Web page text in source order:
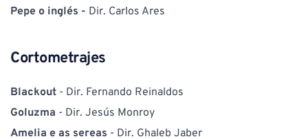
Pepe o inglés - Dir. Carlos Ares
Cortometrajes
Blackout - Dir. Fernando Reinaldos
Goluzma - Dir. Jesús Monroy
Amelia e as sereas - Dir. Ghaleb Jaber